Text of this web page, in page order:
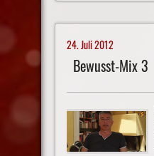
24. Juli 2012
Bewusst-Mix 3